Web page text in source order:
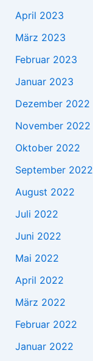
April 2023
März 2023
Februar 2023
Januar 2023
Dezember 2022
November 2022
Oktober 2022
September 2022
August 2022
Juli 2022
Juni 2022
Mai 2022
April 2022
März 2022
Februar 2022
Januar 2022